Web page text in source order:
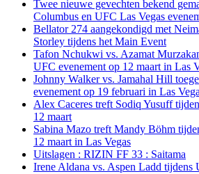
Twee nieuwe gevechten bekend
Columbus en UFC Las Vegas
Bellator 274 aangekondigd met
Storley tijdens het Main Event
Tafon Nchukwi vs. Azamat
UFC evenement op 12 maart in Las
Johnny Walker vs. Jamahal Hill
evenement op 19 februari in Las
Alex Caceres treft Sodiq Yusuff
12 maart
Sabina Mazo treft Mandy Böhm
12 maart in Las Vegas
Uitslagen : RIZIN FF 33 : Saitama
Irene Aldana vs. Aspen Ladd tijdens